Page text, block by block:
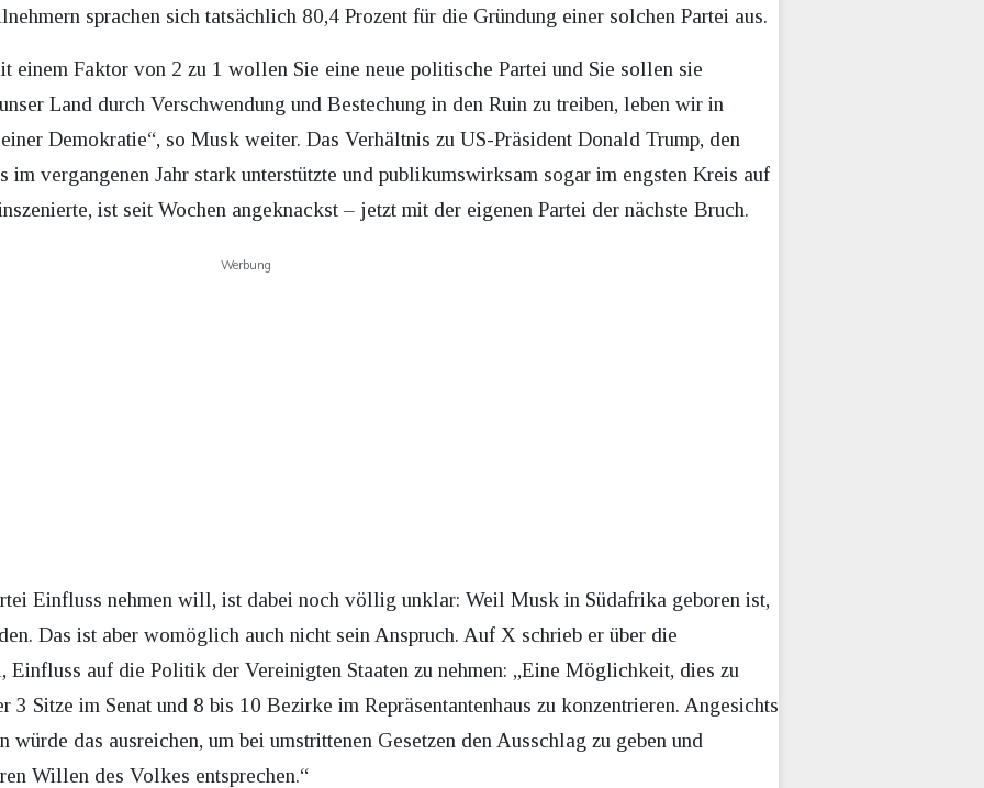
sprachen sich tatsächlich 80,4 Prozent für die Gründung einer solchen Partei aus.
einem Faktor von 2 zu 1 wollen Sie eine neue politische Partei und Sie sollen sie
Land durch Verschwendung und Bestechung in den Ruin zu treiben, leben wir in
Demokratie“, so Musk weiter. Das Verhältnis zu US-Präsident Donald Trump, den
im vergangenen Jahr stark unterstützte und publikumswirksam sogar im engsten Kreis auf
ist seit Wochen angeknackst – jetzt mit der eigenen Partei der nächste Bruch.
Werbung
Einfluss nehmen will, ist dabei noch völlig unklar: Weil Musk in Südafrika geboren ist,
Das ist aber womöglich auch nicht sein Anspruch. Auf X schrieb er über die
Einfluss auf die Politik der Vereinigten Staaten zu nehmen: „Eine Möglichkeit, dies zu
3 Sitze im Senat und 8 bis 10 Bezirke im Repräsentantenhaus zu konzentrieren. Angesichts
würde das ausreichen, um bei umstrittenen Gesetzen den Ausschlag zu geben und
Willen des Volkes entsprechen.“